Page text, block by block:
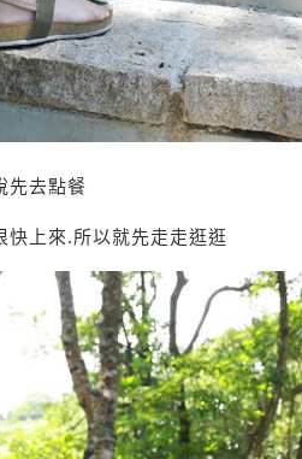
先去點餐
快上來.所以就先走走逛逛